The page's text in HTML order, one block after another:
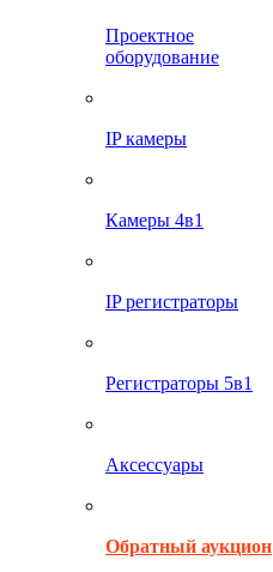
Проектное
оборудование
IP камеры
Камеры 4в1
IP регистраторы
Регистраторы 5в1
Аксессуары
Обратный аукцион